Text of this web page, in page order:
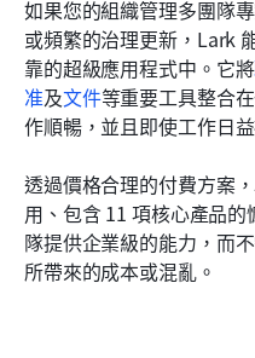
如果您的組織管理多團隊
或頻繁的治理更新，Lark
靠的超級應用程式中。它將
准及文件等重要工具整合
作順暢，並且即使工作日
透過價格合理的付費方案
用、包含 11 項核心產品
隊提供企業級的能力，而
所帶來的成本或混亂。